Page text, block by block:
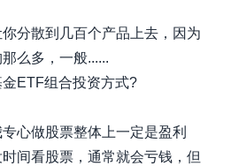
分散到几百个产品上去，因为
么多，一般......
ETF组合投资方式?
心做股票整体上一定是盈利
间看股票，通常就会亏钱，但